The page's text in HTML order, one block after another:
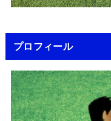
プロフィール